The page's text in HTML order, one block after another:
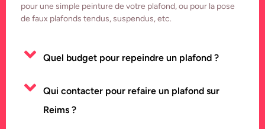
pour une simple peinture de votre plafond, ou pour la pose
de faux plafonds tendus, suspendus, etc.
Quel budget pour repeindre un plafond ?
Qui contacter pour refaire un plafond sur
Reims ?